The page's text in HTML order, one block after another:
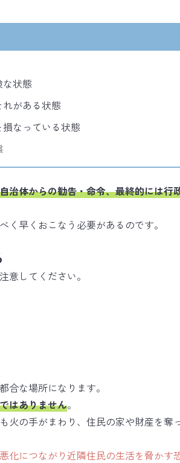
状態
がある状態
なっている状態
治体からの勧告・命令、最終的には行
早くおこなう必要があるのです。
意してください。
合な場所になります。
はありません。
火の手がまわり、住民の家や財産を奪
化につながり近隣住民の生活を脅かす